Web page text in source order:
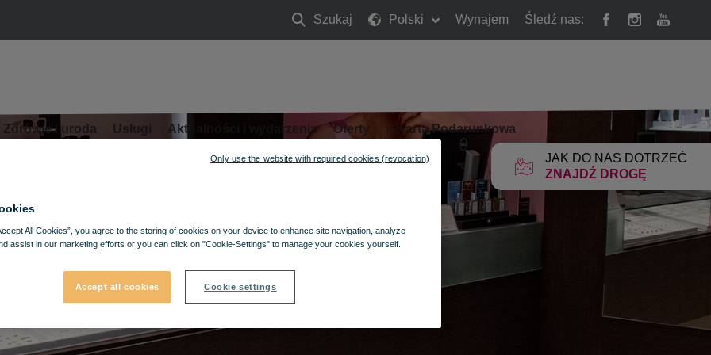
Szukaj
Szukaj
Polski Wynajem Śledź nas:
JAK DO NAS DOTRZEĆ
ZNAJDŹ DROGĘ
Zdrowie i uroda Usługi Aktualności i wydarzenia Oferty » Karta Podarunkowa
All Cookies”, you agree to the storing of cookies on your device to enhance site navigation, analyze
assist in our marketing efforts or you can click on "Cookie-Settings" to manage your cookies yourself.
Accept all cookies Cookie settings
Only use the website with required cookies (revocation)